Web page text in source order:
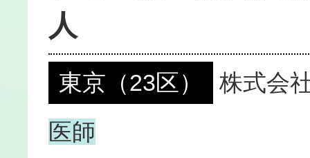
人
東京（23区）
株式会
医師